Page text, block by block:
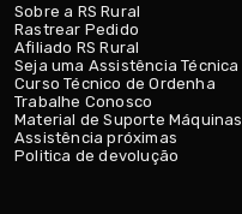
Sobre a RS Rural
Rastrear Pedido
Afiliado RS Rural
Seja uma Assistência Técnica
Curso Técnico de Ordenha
Trabalhe Conosco
Material de Suporte Máquinas
Assistência próximas
Politica de devolução